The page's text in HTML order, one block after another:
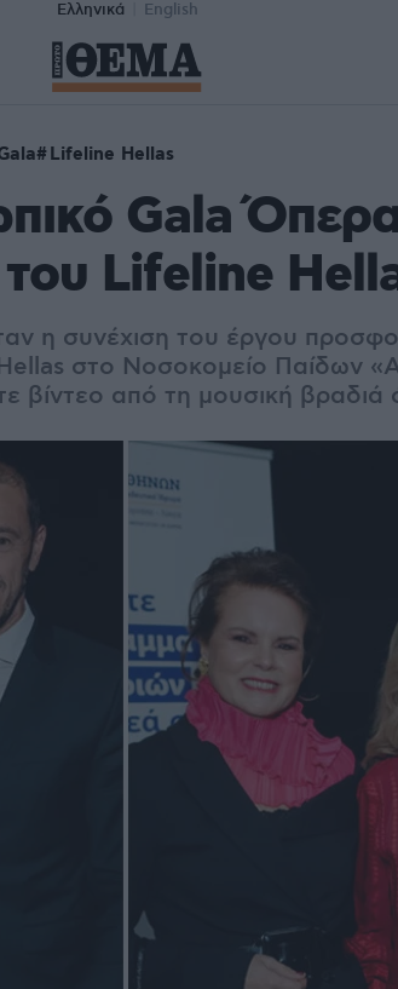
Ελληνικά English
Lifeline Hellas
Gala
Lifeline
η συνέχιση του έργου
στο Νοσοκομείο Παίδων
βίντεο από τη μουσική βραδιά